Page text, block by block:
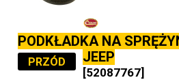
PODKŁADKA NA
JEEP
PRZÓD
[52087767]